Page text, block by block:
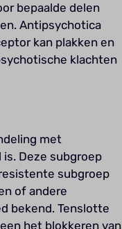
bepaalde delen
Antipsychotica
kan plakken en
klachten
met
Deze subgroep
subgroep
of andere
bekend. Tenslotte
het blokkeren van